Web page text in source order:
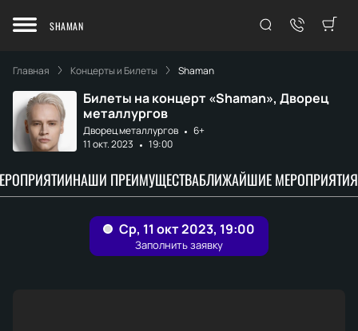
SHAMAN
Главная Концерты и Билеты Shaman
Билеты на концерт «Shaman», Дворец
металлургов
Дворец металлургов
6+
11 окт. 2023
19:00
НАШИ ПРЕИМУЩЕСТВАБЛИЖАЙШИЕ МЕРОПРИЯТИЯ